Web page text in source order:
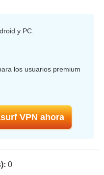
y PC.
los usuarios premium
VPN ahora
0